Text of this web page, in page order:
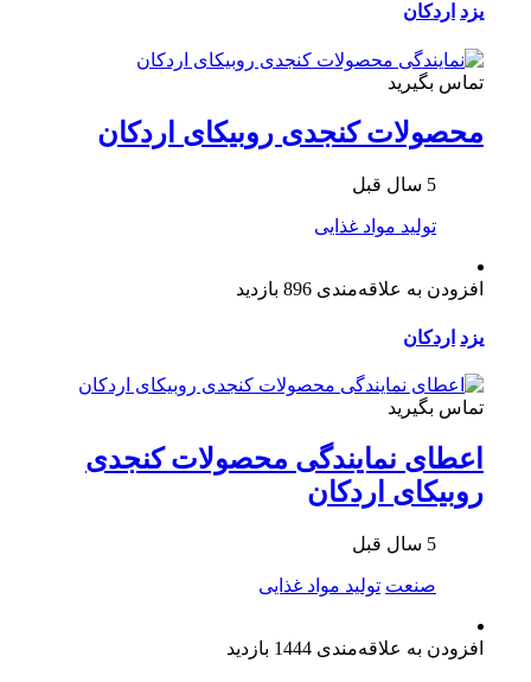
یزد اردکان
تماس بگیرید
محصولات کنجدی روبیکای اردکان
5 سال قبل
تولید مواد غذایی
افزودن به علاقه‌مندی 896 بازدید
یزد اردکان
تماس بگیرید
اعطای نمایندگی محصولات کنجدی
روبیکای اردکان
5 سال قبل
صنعت تولید مواد غذایی
افزودن به علاقه‌مندی 1444 بازدید